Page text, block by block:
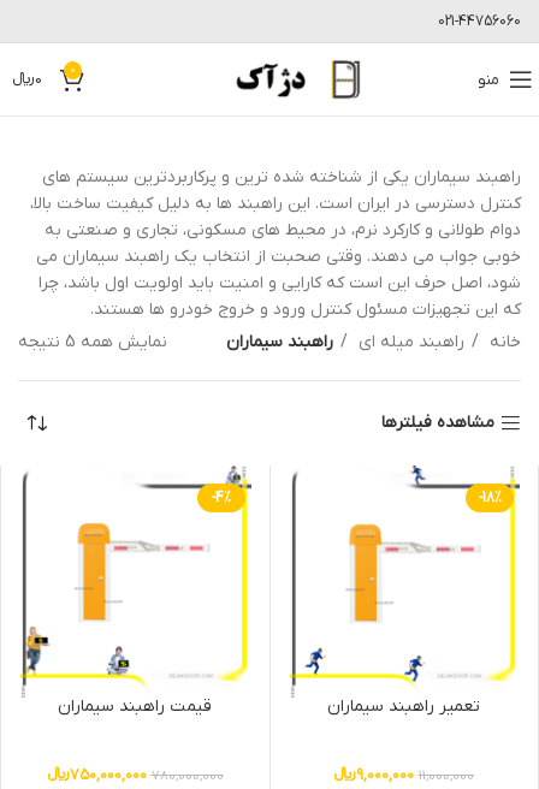
021-44756060
منو 0
0﷼
راهبند سیماران یکی از شناخته شده ترین و پرکاربردترین سیستم های
کنترل دسترسی در ایران است. این راهبند ها به دلیل کیفیت ساخت بالا،
دوام طولانی و کارکرد نرم، در محیط های مسکونی، تجاری و صنعتی به
خوبی جواب می دهند. وقتی صحبت از انتخاب یک راهبند سیماران می
شود، اصل حرف این است که کارایی و امنیت باید اولویت اول باشد، چرا
که این تجهیزات مسئول کنترل ورود و خروج خودرو ها هستند.
خانه
راهبند میله ای راهبند سیماران نمایش همه 5 نتیجه
مشاهده فیلترها
-18%
تعمیر راهبند سیماران
11,000,000
9,000,000﷼
-4%
قیمت راهبند سیماران
780,000,000
750,000,000﷼